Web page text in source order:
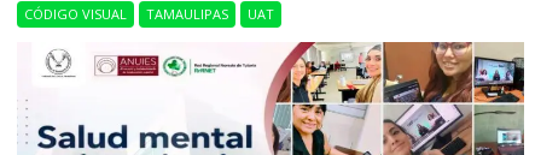
CÓDIGO VISUAL TAMAULIPAS UAT